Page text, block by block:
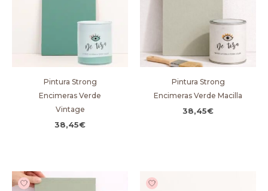
Pintura Strong
Encimeras Verde
Vintage
38,45€
Pintura Strong
Encimeras Verde Macilla
38,45€